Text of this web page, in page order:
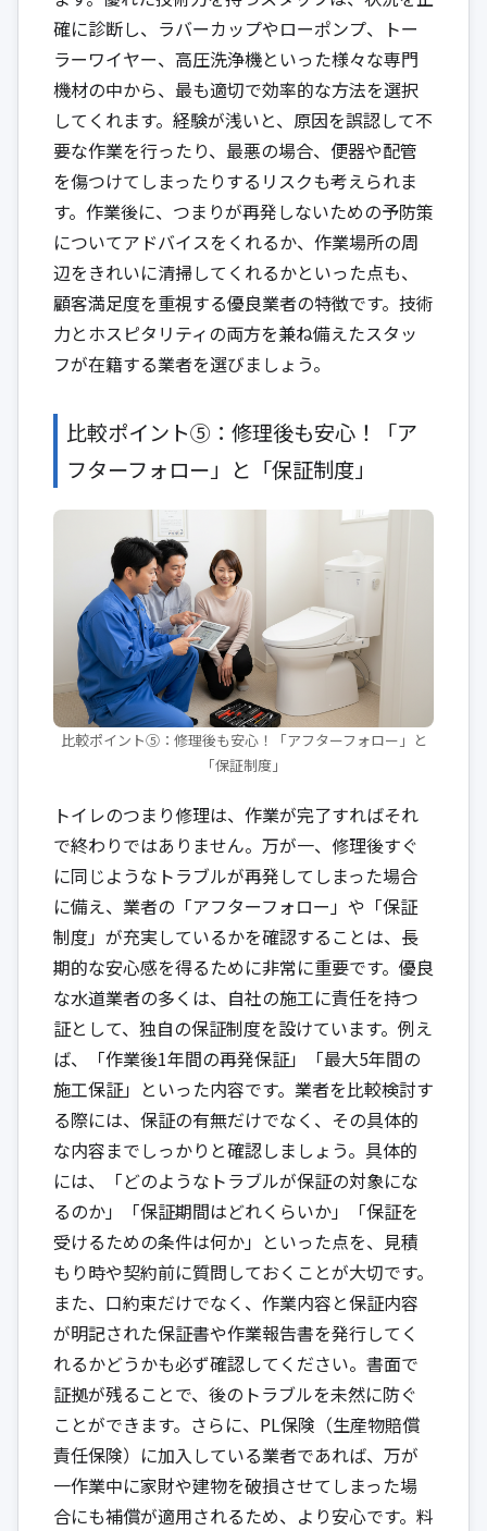
確に診断し、ラバーカップやローポンプ、トー
ラーワイヤー、高圧洗浄機といった様々な専門
機材の中から、最も適切で効率的な方法を選択
してくれます。経験が浅いと、原因を誤認して不
要な作業を行ったり、最悪の場合、便器や配管
を傷つけてしまったりするリスクも考えられま
す。作業後に、つまりが再発しないための予防策
についてアドバイスをくれるか、作業場所の周
辺をきれいに清掃してくれるかといった点も、
顧客満足度を重視する優良業者の特徴です。技術
力とホスピタリティの両方を兼ね備えたスタッ
フが在籍する業者を選びましょう。
比較ポイント⑤：修理後も安心！「ア
フターフォロー」と「保証制度」
比較ポイント⑤：修理後も安心！「アフターフォロー」と
「保証制度」
トイレのつまり修理は、作業が完了すればそれ
で終わりではありません。万が一、修理後すぐ
に同じようなトラブルが再発してしまった場合
に備え、業者の「アフターフォロー」や「保証
制度」が充実しているかを確認することは、長
期的な安心感を得るために非常に重要です。優良
な水道業者の多くは、自社の施工に責任を持つ
証として、独自の保証制度を設けています。例え
ば、「作業後1年間の再発保証」「最大5年間の
施工保証」といった内容です。業者を比較検討す
る際には、保証の有無だけでなく、その具体的
な内容までしっかりと確認しましょう。具体的
には、「どのようなトラブルが保証の対象にな
るのか」「保証期間はどれくらいか」「保証を
受けるための条件は何か」といった点を、見積
もり時や契約前に質問しておくことが大切です。
また、口約束だけでなく、作業内容と保証内容
が明記された保証書や作業報告書を発行してく
れるかどうかも必ず確認してください。書面で
証拠が残ることで、後のトラブルを未然に防ぐ
ことができます。さらに、PL保険（生産物賠償
責任保険）に加入している業者であれば、万が
一作業中に家財や建物を破損させてしまった場
合にも補償が適用されるため、より安心です。料